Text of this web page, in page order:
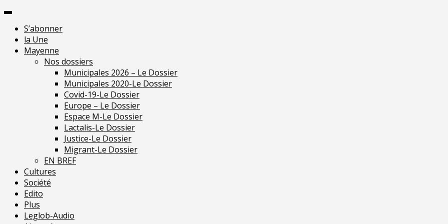
Skip
contentS’abonner
la Une
Mayenne
Nos dossiers
Municipales 2026 – Le Dossier
Municipales 2020-Le Dossier
Covid-19-Le Dossier
Europe – Le Dossier
Espace M-Le Dossier
Lactalis-Le Dossier
Justice-Le Dossier
Migrant-Le Dossier
EN BREF
Cultures
Société
Edito
Plus
Leglob-Audio